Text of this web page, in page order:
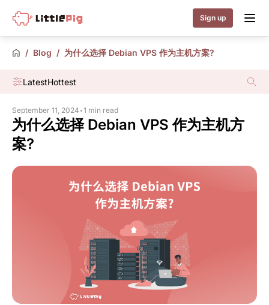
Little Pig Sign up
/ Blog / 为什么选择 Debian VPS 作为主机方案?
LatestHottest
September 11, 2024 •1 min read
为什么选择 Debian VPS 作为主机方
案?